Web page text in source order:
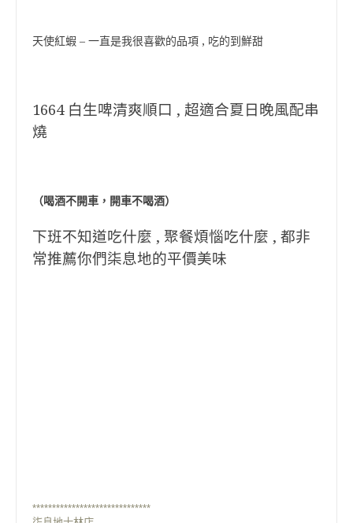
天使紅蝦 – 一直是我很喜歡的品項 , 吃的到鮮甜
1664 白生啤清爽順口 , 超適合夏日晚風配串
燒
（喝酒不開車，開車不喝酒）
下班不知道吃什麼 , 聚餐煩惱吃什麼 , 都非
常推薦你們柒息地的平價美味
******************************